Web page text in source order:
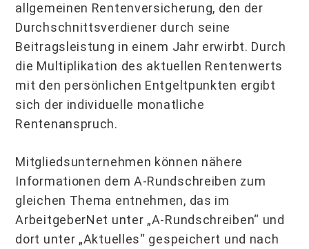
allgemeinen Rentenversicherung, den der
Durchschnittsverdiener durch seine
Beitragsleistung in einem Jahr erwirbt. Durch
die Multiplikation des aktuellen Rentenwerts
mit den persönlichen Entgeltpunkten ergibt
sich der individuelle monatliche
Rentenanspruch.
Mitgliedsunternehmen können nähere
Informationen dem A-Rundschreiben zum
gleichen Thema entnehmen, das im
ArbeitgeberNet unter „A-Rundschreiben“ und
dort unter „Aktuelles“ gespeichert und nach